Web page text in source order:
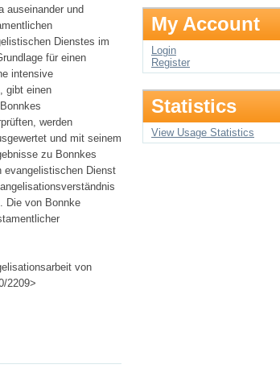
auseinander und
Dienstes im
für einen
intensive
gibt einen
werden
und mit seinem
zu Bonnkes
evangelistischen Dienst
Die von Bonnke
von
2209>
My Account
Login
Register
Statistics
View Usage Statistics